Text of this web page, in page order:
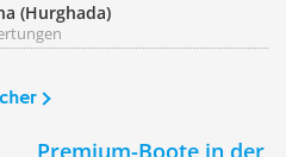
(Hurghada)
Premium-Boote in der